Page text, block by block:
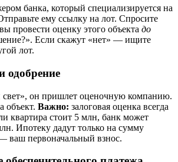
банка, который специализируется на
ему ссылку на лот. Спросите
провести оценку этого объекта до
Если скажут «нет» — ищите
лот.
одобрение
свет», он пришлет оценочную компанию.
объект. Важно: залоговая оценка всегда
квартира стоит 5 млн, банк может
Ипотеку дадут только на сумму
ваш первоначальный взнос.